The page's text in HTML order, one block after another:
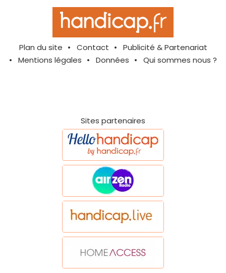
Plan du site Contact
Publicité & Partenariat
Mentions légales
Données Qui sommes nous ?
Sites partenaires